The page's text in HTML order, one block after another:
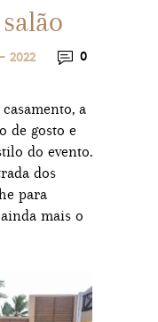
2022 0
a
de gosto e
do evento.
dos
para
mais o